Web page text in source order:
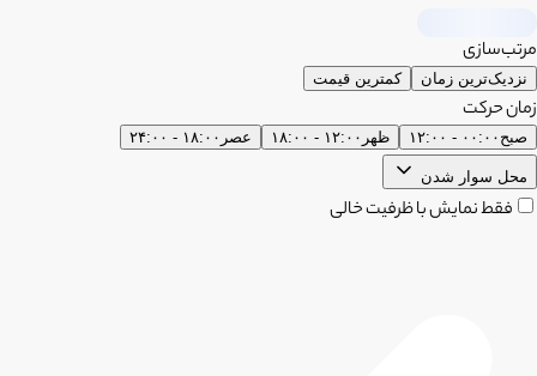
مرتب‌سازی
نزدیک‌ترین زمان کمترین قیمت
زمان حرکت
صبح ۰۰:۰۰ - ۱۲:۰۰ ظهر ۱۲:۰۰ - ۱۸:۰۰ عصر ۱۸:۰۰ - ۲۴:۰۰
محل سوار شدن
فقط نمایش با ظرفیت خالی